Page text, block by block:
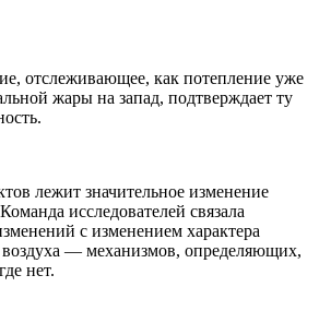
отслеживающее, как потепление уже
жары на запад, подтверждает ту
лежит значительное изменение
исследователей связала
с изменением характера
— механизмов, определяющих,
нет.